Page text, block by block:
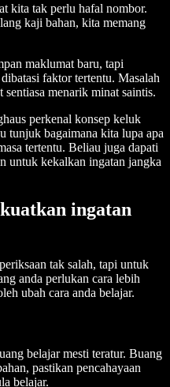
kita tak perlu hafal nombor.
kaji bahan, kita memang
maklumat baru, tapi
faktor tertentu. Masalah
menarik minat saintis.
perkenal konsep keluk
tunjuk bagaimana kita lupa apa
tertentu. Beliau juga dapati
untuk kekalkan ingatan jangka
ingatan
tak salah, tapi untuk
anda perlukan cara lebih
ubah cara anda belajar.
belajar mesti teratur. Buang
pastikan pencahayaan
belajar.